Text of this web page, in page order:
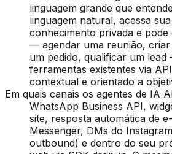
linguagem grande que
linguagem natural, acessa
conhecimento privada e
— agendar uma reunião,
um pedido, qualificar um
ferramentas existentes via
contextual e orientado a
Em quais canais os agentes de IA
WhatsApp Business API,
site, resposta automática de
Messenger, DMs do
outbound) e dentro do seu